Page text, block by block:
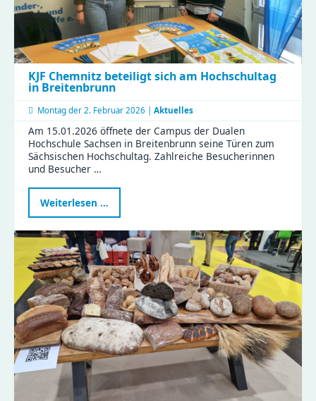
KJF Chemnitz beteiligt sich am Hochschultag
in Breitenbrunn
Montag der 2. Februar 2026 | Aktuelles
Am 15.01.2026 öffnete der Campus der Dualen
Hochschule Sachsen in Breitenbrunn seine Türen zum
Sächsischen Hochschultag. Zahlreiche Besucherinnen
und Besucher …
Weiterlesen …
Chemnitz
beteiligt
sich
am
Hochschultag
in
Breitenbrunn